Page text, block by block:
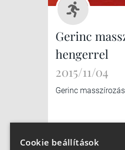
Gerinc
hengerrel
2015/11/04
Gerinc
Cookie beállítások